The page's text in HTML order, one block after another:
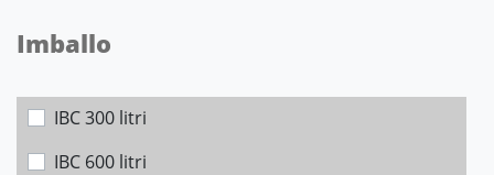
Imballo
IBC 300 litri
IBC 600 litri